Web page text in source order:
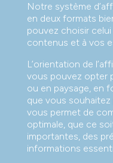
Notre système
en deux formats
pouvez choisir
contenus et à vos
L’orientation de
vous pouvez opter
ou en paysage, en
que vous
vous permet de
optimale, que ce
importantes, des
informations